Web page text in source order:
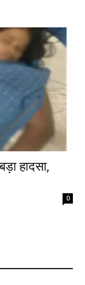
हादसा,
0